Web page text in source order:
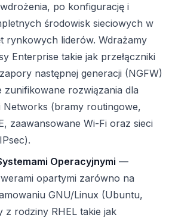
po konfigurację i
środowisk sieciowych w
rynkowych liderów. Wdrażamy
Enterprise takie jak przełączniki
następnej generacji (NGFW)
zunifikowane rozwiązania dla
Networks (bramy routingowe,
zaawansowane Wi-Fi oraz sieci
Operacyjnymi —
opartymi zarówno na
GNU/Linux (Ubuntu,
z rodziny RHEL takie jak